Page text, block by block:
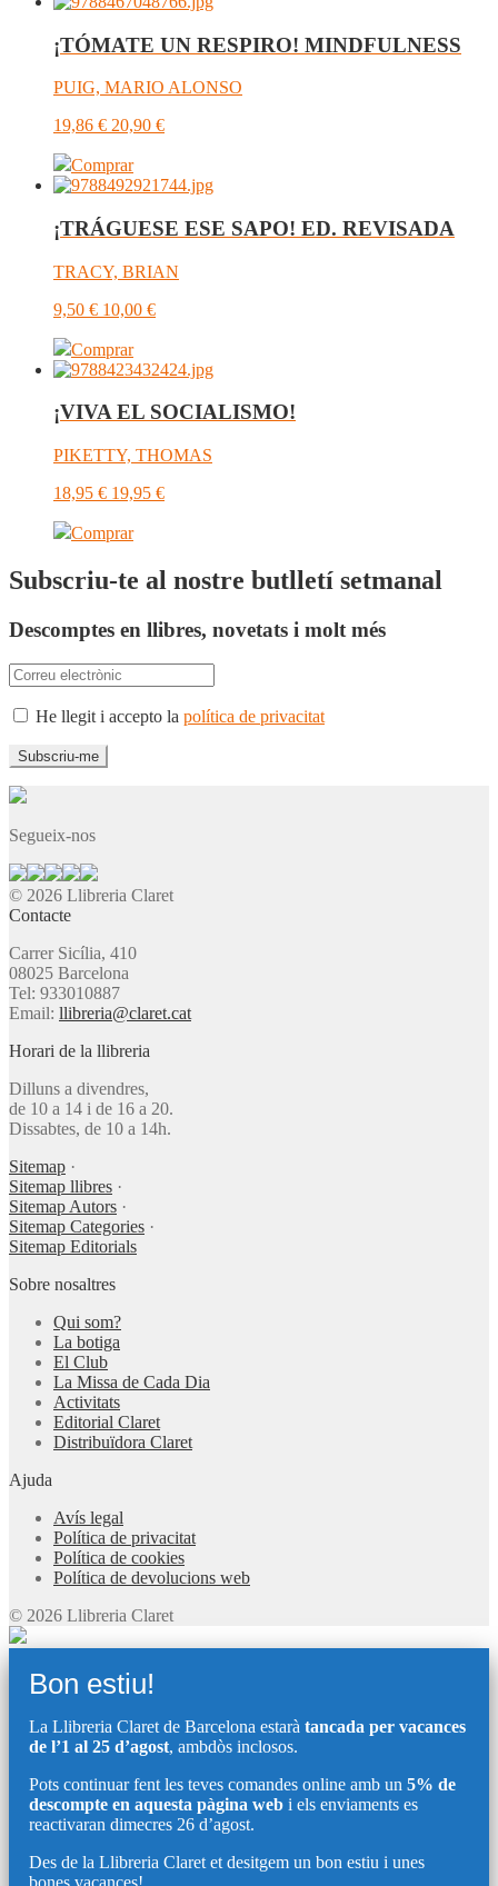
¡TÓMATE UN RESPIRO! MINDFULNESS
PUIG, MARIO ALONSO
19,86 € 20,90 €
Comprar
¡TRÁGUESE ESE SAPO! ED. REVISADA
TRACY, BRIAN
9,50 € 10,00 €
Comprar
¡VIVA EL SOCIALISMO!
PIKETTY, THOMAS
18,95 € 19,95 €
Comprar
Subscriu-te al nostre butlletí setmanal
Descomptes en llibres, novetats i molt més
He llegit i accepto la política de privacitat
Segueix-nos
© 2026 Llibreria Claret
Contacte
Carrer Sicília, 410
08025 Barcelona
Tel: 933010887
Email: llibreria@claret.cat
Horari de la llibreria
Dilluns a divendres,
de 10 a 14 i de 16 a 20.
Dissabtes, de 10 a 14h.
Sitemap ·
Sitemap llibres ·
Sitemap Autors ·
Sitemap Categories ·
Sitemap Editorials
Sobre nosaltres
Qui som?
La botiga
El Club
La Missa de Cada Dia
Activitats
Editorial Claret
Distribuïdora Claret
Ajuda
Avís legal
Política de privacitat
Política de cookies
Política de devolucions web
© 2026 Llibreria Claret
Bon estiu!
La Llibreria Claret de Barcelona estarà tancada per vacances
de l’1 al 25 d’agost, ambdòs inclosos.
Pots continuar fent les teves comandes online amb un 5% de
descompte en aquesta pàgina web i els enviaments es
reactivaran dimecres 26 d’agost.
Des de la Llibreria Claret et desitgem un bon estiu i unes
bones vacances!